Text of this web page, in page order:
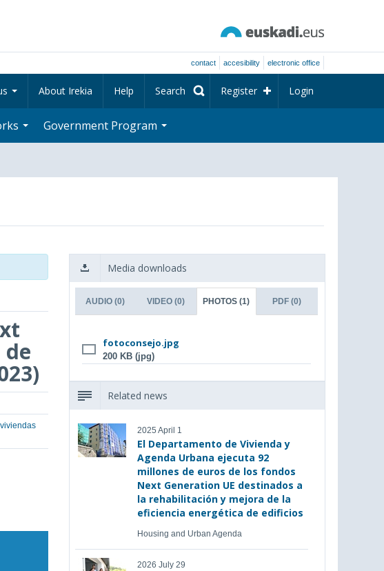
contact accesibility electronic office
About Irekia Help Search Register Login
Government Program
Media downloads
AUDIO(0) VIDEO(0) PHOTOS (1) PDF (0)
fotoconsejo.jpg
200 KB (jpg)
Related news
2025 April 1
El Departamento de Vivienda y
Agenda Urbana ejecuta 92
millones de euros de los fondos
Next Generation UE destinados a
la rehabilitación y mejora de la
eficiencia energética de edificios
Housing and Urban Agenda
2026 July 29